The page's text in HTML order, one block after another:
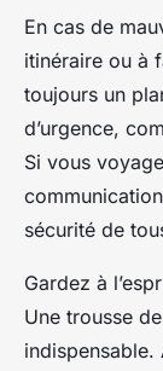
En cas de
itinéraire ou à
toujours un
d’urgence,
Si vous
sécurité de
Gardez à
Une trousse
indispensable.